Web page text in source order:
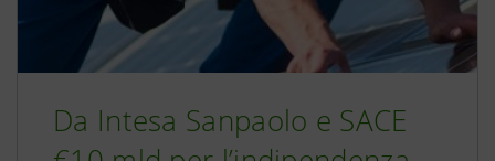
Da Intesa Sanpaolo e SACE